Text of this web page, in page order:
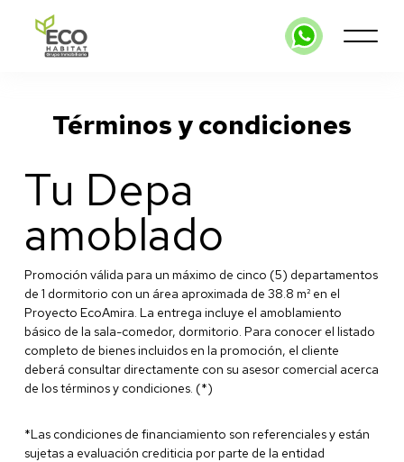
Términos y condiciones
Tu Depa
amoblado
Promoción válida para un máximo de cinco (5) departamentos
de 1 dormitorio con un área aproximada de 38.8 m² en el
Proyecto EcoAmira. La entrega incluye el amoblamiento
básico de la sala-comedor, dormitorio. Para conocer el listado
completo de bienes incluidos en la promoción, el cliente
deberá consultar directamente con su asesor comercial acerca
de los términos y condiciones. (*)
*Las condiciones de financiamiento son referenciales y están
sujetas a evaluación crediticia por parte de la entidad